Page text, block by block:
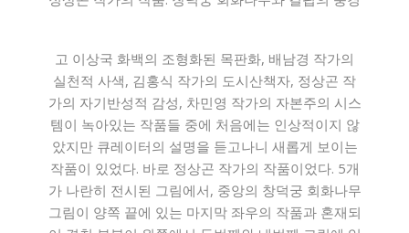
고 이상국 화백의 조형화된 목판화, 배남경 작가의
실천적 사색, 김홍식 작가의 도시산책자, 정상곤 작
가의 자기반성적 감성, 차민영 작가의 자본주의 시스
템이 녹아있는 작품들 중에 처음에는 인상적이지 않
았지만 큐레이터의 설명을 듣고나니 새롭게 보이는
작품이 있었다. 바로 정상곤 작가의 작품이었다. 5개
가 나란히 전시된 그림에서, 중앙의 창덕궁 회화나무
그림이 양쪽 끝에 있는 마지막 좌우의 작품과 혼재되